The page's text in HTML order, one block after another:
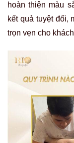
hoàn thiện màu
kết quả tuyệt đối,
trọn vẹn cho